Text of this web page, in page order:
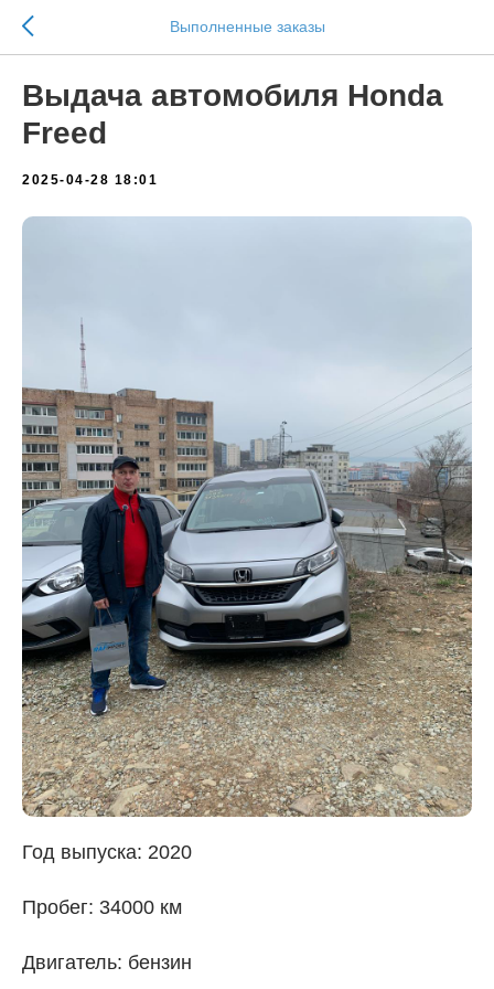
Выполненные заказы
Выдача автомобиля Honda
Freed
2025-04-28 18:01
Год выпуска: 2020
Пробег: 34000 км
Двигатель: бензин